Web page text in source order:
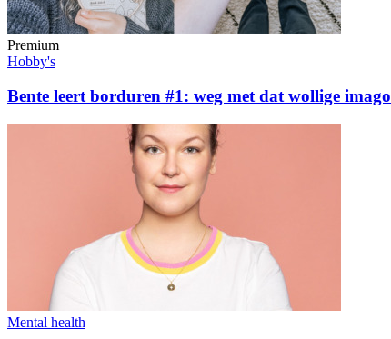
Premium
Hobby's
Bente leert borduren #1: weg met dat wollige imago
Mental health